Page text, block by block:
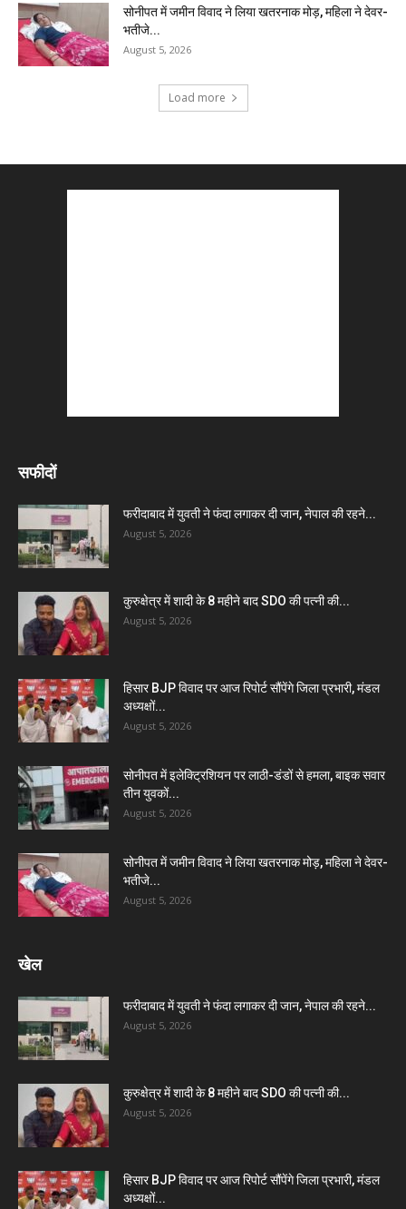
सोनीपत में जमीन विवाद ने लिया खतरनाक मोड़, महिला ने देवर-
भतीजे...
August 5, 2026
Load more
सफीदों
फरीदाबाद में युवती ने फंदा लगाकर दी जान, नेपाल की रहने...
August 5, 2026
कुरुक्षेत्र में शादी के 8 महीने बाद SDO की पत्नी की...
August 5, 2026
हिसार BJP विवाद पर आज रिपोर्ट सौंपेंगे जिला प्रभारी, मंडल
अध्यक्षों...
August 5, 2026
सोनीपत में इलेक्ट्रिशियन पर लाठी-डंडों से हमला, बाइक सवार
तीन युवकों...
August 5, 2026
सोनीपत में जमीन विवाद ने लिया खतरनाक मोड़, महिला ने देवर-
भतीजे...
August 5, 2026
खेल
फरीदाबाद में युवती ने फंदा लगाकर दी जान, नेपाल की रहने...
August 5, 2026
कुरुक्षेत्र में शादी के 8 महीने बाद SDO की पत्नी की...
August 5, 2026
हिसार BJP विवाद पर आज रिपोर्ट सौंपेंगे जिला प्रभारी, मंडल
अध्यक्षों...